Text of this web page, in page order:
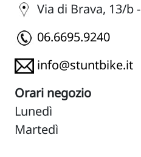
Via di Brava, 13/b
06.6695.9240
info@stuntbike.it
Orari negozio
Lunedì
Martedì